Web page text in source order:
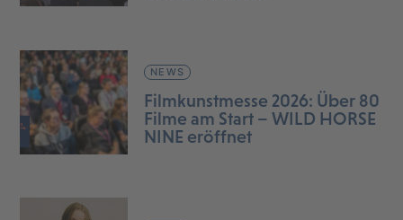
NEWS
Filmkunstmesse 2026: Über 80
Filme am Start – WILD HORSE
NINE eröffnet